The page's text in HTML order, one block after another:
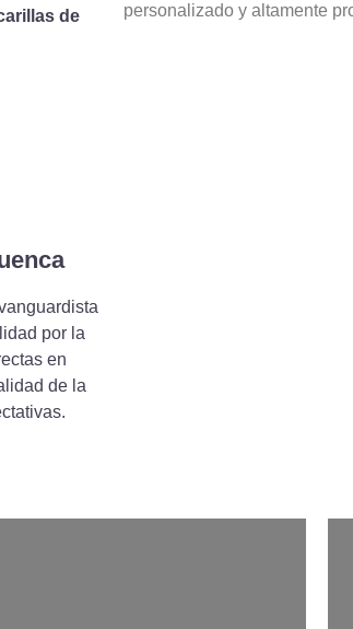
de
por la
en
de la
personalizado y altamente